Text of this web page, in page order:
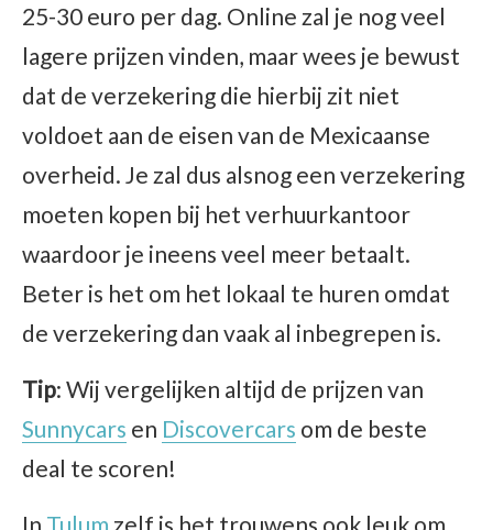
25-30 euro per dag. Online zal je nog veel
lagere prijzen vinden, maar wees je bewust
dat de verzekering die hierbij zit niet
voldoet aan de eisen van de Mexicaanse
overheid. Je zal dus alsnog een verzekering
moeten kopen bij het verhuurkantoor
waardoor je ineens veel meer betaalt.
Beter is het om het lokaal te huren omdat
de verzekering dan vaak al inbegrepen is.
Tip: Wij vergelijken altijd de prijzen van
Sunnycars en Discovercars om de beste
deal te scoren!
In Tulum zelf is het trouwens ook leuk om